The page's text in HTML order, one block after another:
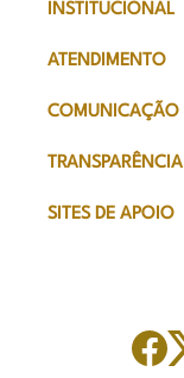
INSTITUCIONAL
ATENDIMENTO
COMUNICAÇÃO
TRANSPARÊNCIA
SITES DE APOIO